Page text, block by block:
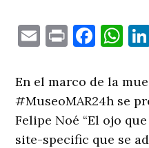
EmailPrint
En el marco de la
#MuseoMAR24h se
Felipe Noé “El ojo
site-specific que se